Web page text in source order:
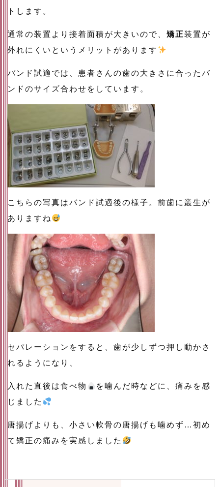
トします。
通常の装置より接着面積が大きいので、 矯正装置が
外れにくいというメリットがあります
バンド試適では、患者さんの歯の大きさに合ったバ
ンドのサイズ合わせをしています。
こちらの写真はバンド試適後の様子。前歯に叢生が
ありますね
セパレーションをすると、歯が少しずつ押し動かさ
れるようになり、
入れた直後は食べ物
を噛んだ時などに、痛みを感
じました
唐揚げよりも、小さい軟骨の唐揚げも噛めず…初め
て矯正の痛みを実感しました